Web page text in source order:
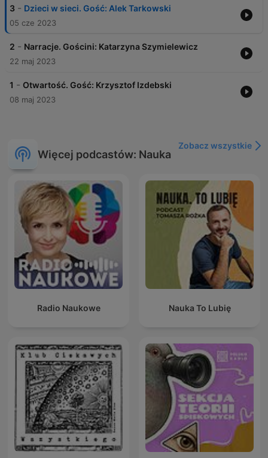
3 - Dzieci w sieci. Gość: Alek Tarkowski
05 cze 2023
2 - Narracje. Gościni: Katarzyna Szymielewicz
22 maj 2023
1 - Otwartość. Gość: Krzysztof Izdebski
08 maj 2023
Więcej podcastów: Nauka
Zobacz wszystkie
Radio Naukowe Nauka To Lubię